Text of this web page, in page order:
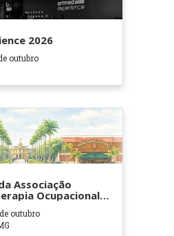
2026
outubro
Associação
Ocupacional
e
- ATOHOSP
outubro